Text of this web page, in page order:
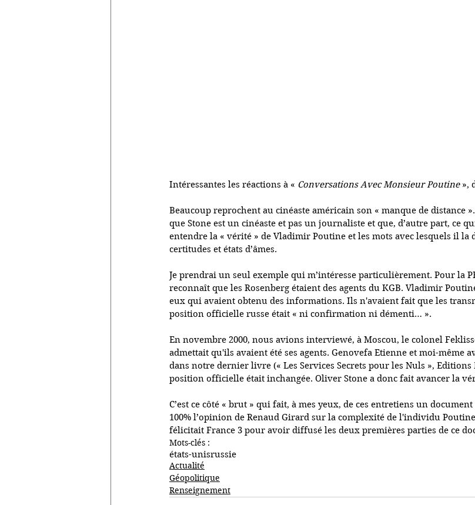
Intéressantes les réactions à « Conversations Avec Monsieur Poutine »,
Beaucoup reprochent au cinéaste américain son « manque de distance
que Stone est un cinéaste et pas un journaliste et que, d’autre part, ce
entendre la « vérité » de Vladimir Poutine et les mots avec lesquels il la
certitudes et états d’âmes.
Je prendrai un seul exemple qui m’intéresse particulièrement. Pour la
reconnaît que les Rosenberg étaient des agents du KGB. Vladimir
eux qui avaient obtenu des informations. Ils n'avaient fait que les
position officielle russe était « ni confirmation ni démenti… ».
En novembre 2000, nous avions interviewé, à Moscou, le colonel
admettait qu'ils avaient été ses agents. Genovefa Etienne et moi-même
dans notre dernier livre (« Les Services Secrets pour les Nuls », Editions
position officielle était inchangée. Oliver Stone a donc fait avancer la
C’est ce côté « brut » qui fait, à mes yeux, de ces entretiens un
100% l’opinion de Renaud Girard sur la complexité de l'individu
félicitait France 3 pour avoir diffusé les deux premières parties de ce
Mots-clés :
états-unisrussie
Actualité
Géopolitique
Renseignement